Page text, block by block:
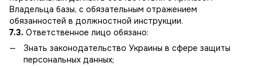
Владельца базы, с обязательным отражением
обязанностей в должностной инструкции.
7.3. Ответственное лицо обязано:
Знать законодательство Украины в сфере защиты
персональных данных;